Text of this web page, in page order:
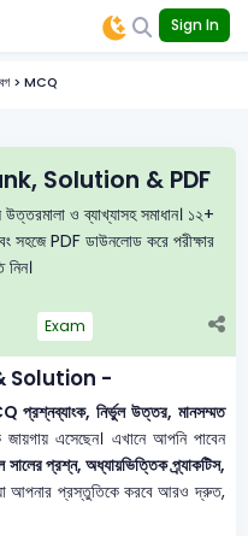
Sign In
> MCQ
Solution & PDF
ও ব্যাখ্যাসহ সমাধান। ১২+
সহজে PDF ডাউনলোড করে পরীক্ষার
Exam
Solution -
প্রশ্নব্যাংক, নির্ভুল উত্তর, মানসম্মত
এসেছেন। এখানে আপনি পাবেন
প্রশ্ন, অধ্যায়ভিত্তিক প্র্যাকটিস,
আপনার প্রস্তুতিকে করবে আরও দ্রুত,